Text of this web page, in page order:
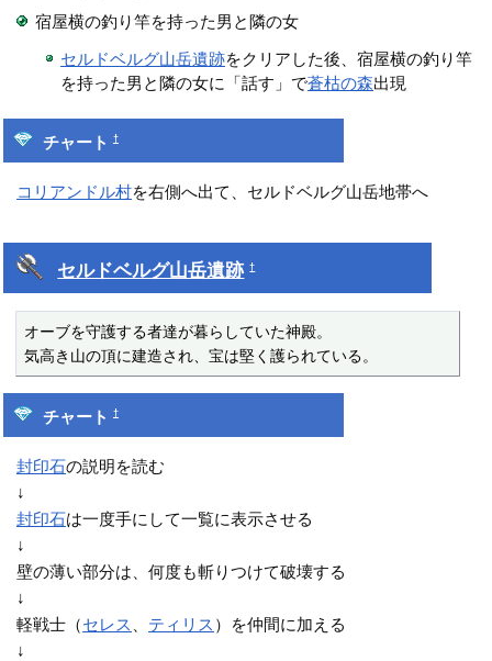
宿屋横の釣り竿を持った男と隣の女
セルドベルグ山岳遺跡をクリアした後、宿屋横の釣り竿
を持った男と隣の女に「話す」で蒼枯の森出現
チャート †
コリアンドル村を右側へ出て、セルドベルグ山岳地帯へ
セルドベルグ山岳遺跡 †
オーブを守護する者達が暮らしていた神殿。
気高き山の頂に建造され、宝は堅く護られている。
チャート †
封印石の説明を読む
↓
封印石は一度手にして一覧に表示させる
↓
壁の薄い部分は、何度も斬りつけて破壊する
↓
軽戦士（セレス ティリス ）を仲間に加える
↓